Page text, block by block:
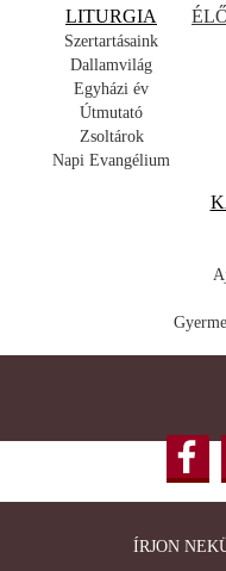
LITURGIA
Szertartásaink
Dallamvilág
Egyházi év
Útmutató
Zsoltárok
Napi Evangélium
ÍRJON